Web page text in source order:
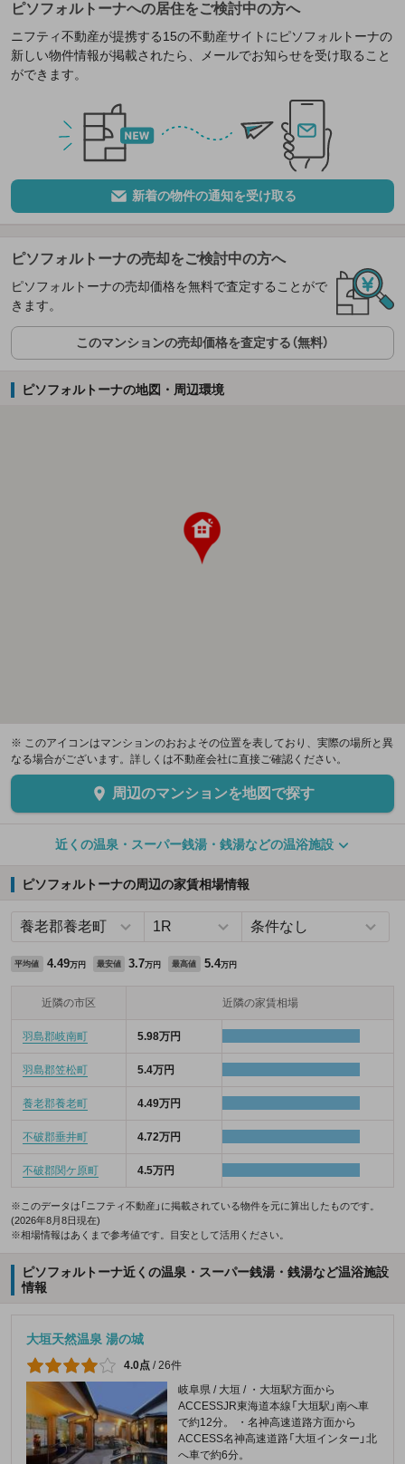
ピソフォルトーナへの居住をご検討中の方へ
ニフティ不動産が提携する15の不動産サイトにピソフォルトーナの
新しい物件情報が掲載されたら、メールでお知らせを受け取ること
ができます。
新着の物件の通知を受け取る
ピソフォルトーナの売却をご検討中の方へ
ピソフォルトーナの売却価格を無料で査定することがで
きます。
このマンションの売却価格を査定する（無料）
ピソフォルトーナの地図・周辺環境
※ このアイコンはマンションのおおよその位置を表しており、実際の場所と異
なる場合がございます。詳しくは不動産会社に直接ご確認ください。
周辺のマンションを地図で探す
近くの温泉・スーパー銭湯・銭湯などの温浴施設
ピソフォルトーナの周辺の家賃相場情報
平均値 4.49万円 最安値 3.7万円 最高値 5.4万円
近隣の市区 近隣の家賃相場
羽島郡岐南町 5.98万円
羽島郡笠松町 5.4万円
養老郡養老町 4.49万円
不破郡垂井町 4.72万円
不破郡関ケ原町 4.5万円
※このデータは「ニフティ不動産」に掲載されている物件を元に算出したものです。
(2026年8月8日現在)
※相場情報はあくまで参考値です。目安として活用ください。
ピソフォルトーナ近くの温泉・スーパー銭湯・銭湯など温浴施設
情報
大垣天然温泉 湯の城
4.0点 /26件
岐阜県 / 大垣 / ・大垣駅方面から
ACCESSJR東海道本線「大垣駅」南へ車
で約12分。 ・名神高速道路方面から
ACCESS名神高速道路「大垣インター」北
へ車で約6分。